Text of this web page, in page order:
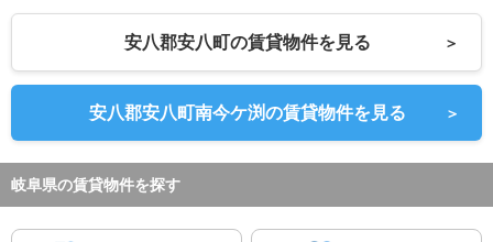
安八郡安八町の賃貸物件を見る ＞
安八郡安八町南今ケ渕の賃貸物件を見る ＞
岐阜県の賃貸物件を探す